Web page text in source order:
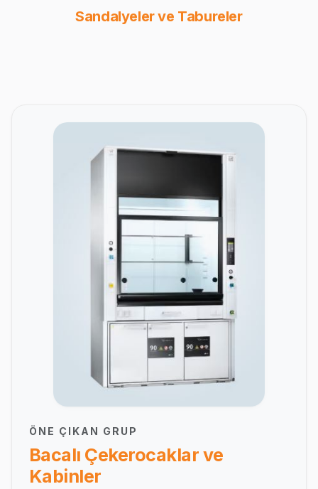
Sandalyeler ve Tabureler
ÖNE ÇIKAN GRUP
Bacalı Çekerocaklar ve
Kabinler